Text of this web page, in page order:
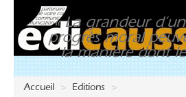
« La grandeur
progrès moral
la manière dont
CONTACT
POINTS DE
Accueil > Editions
>